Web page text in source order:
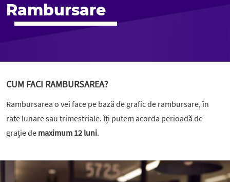
Rambursare
CUM FACI RAMBURSAREA?
Rambursarea o vei face pe bază de grafic de rambursare, în
rate lunare sau trimestriale. Îți putem acorda perioadă de
grație de maximum 12 luni.